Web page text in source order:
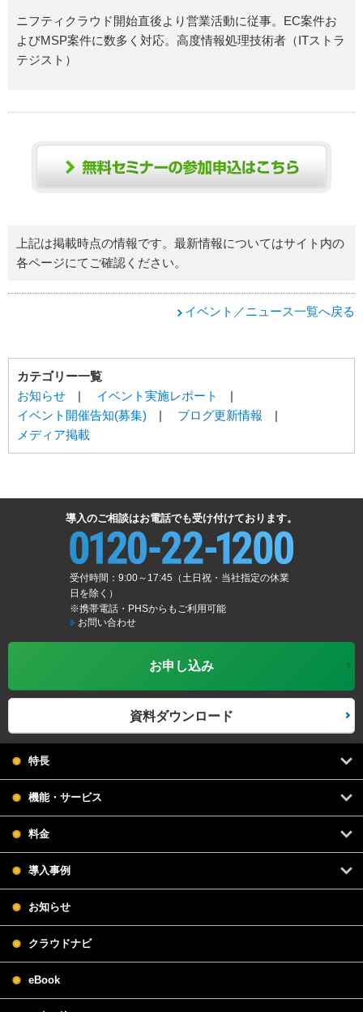
ニフティクラウド開始直後より営業活動に従事。EC案件お
よびMSP案件に数多く対応。高度情報処理技術者（ITストラ
テジスト）
上記は掲載時点の情報です。最新情報についてはサイト内の
各ページにてご確認ください。
イベント／ニュース一覧へ戻る
カテゴリー一覧
お知らせ | イベント実施レポート
|
イベント開催告知(募集) | ブログ更新情報 |
メディア掲載
導入のご相談はお電話でも受け付けております。
受付時間：9:00～17:45（土日祝・当社指定の休業
日を除く）
※携帯電話・PHSからもご利用可能
お問い合わせ
お申し込み
資料ダウンロード
特長
機能・サービス
料金
導入事例
お知らせ
クラウドナビ
eBook